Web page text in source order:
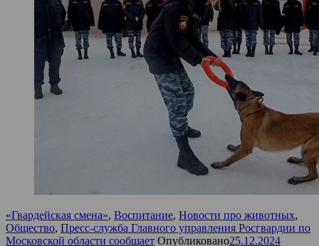
«Гвардейская смена», Воспитание, Новости про животных,
Общество, Пресс-служба Главного управления Росгвардии по
Московской области сообщает Опубликовано25.12.2024